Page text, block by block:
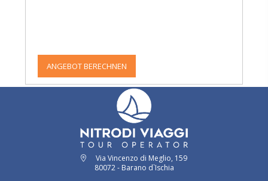
ANGEBOT BERECHNEN
Via Vincenzo di Meglio, 159
80072 - Barano d`Ischia